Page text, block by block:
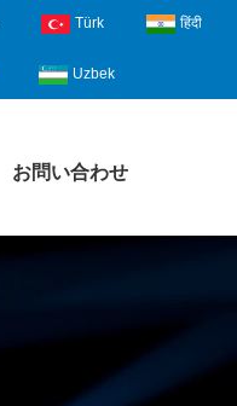
Türk हिंदी
Uzbek
お問い合わせ